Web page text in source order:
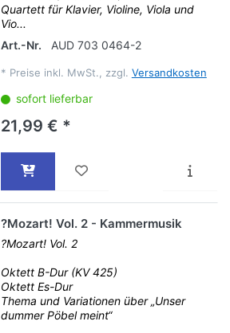
Quartett für Klavier, Violine, Viola und
Vio...
Art.-Nr.
AUD 703 0464-2
* Preise inkl. MwSt., zzgl. Versandkosten
sofort lieferbar
21,99 € *
?Mozart! Vol. 2 - Kammermusik
?Mozart! Vol. 2
Oktett B-Dur (KV 425)
Oktett Es-Dur
Thema und Variationen über „Unser
dummer Pöbel meint“